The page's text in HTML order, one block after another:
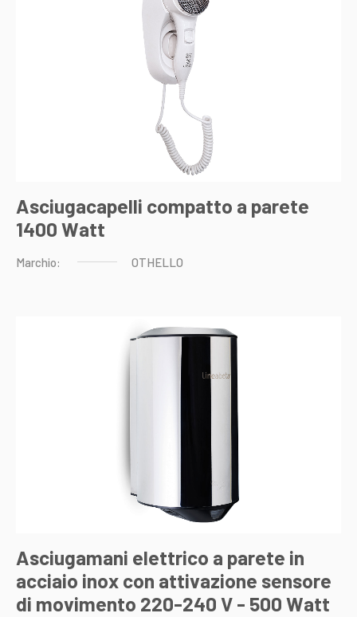
Asciugacapelli compatto a parete
1400 Watt
Marchio: OTHELLO
Asciugamani elettrico a parete in
acciaio inox con attivazione sensore
di movimento 220-240 V - 500 Watt